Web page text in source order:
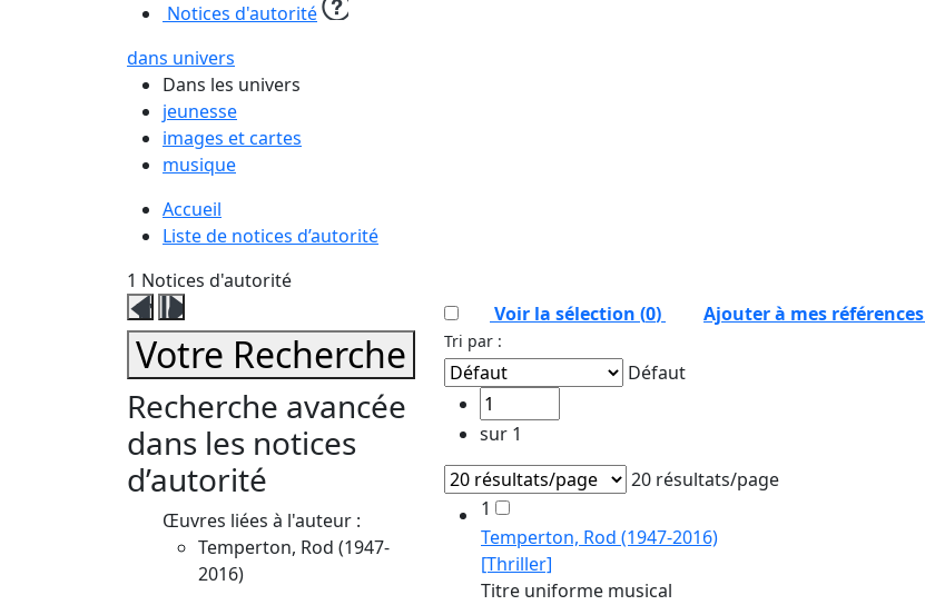
Notices d'autorité
dans univers
Dans les univers
jeunesse
images et cartes
musique
Accueil
Liste de notices d’autorité
1 Notices d'autorité
Fermer
ce
volet
affinage
Ouvrir
ce
volet
affinage
Votre Recherche
Recherche avancée
dans les notices
d’autorité
Œuvres liées à l'auteur :
Temperton, Rod (1947-
2016)
Voir la sélection (0) Ajouter à mes références
Tri par :
Défaut
sur 1
20 résultats/page
1
Temperton, Rod (1947-2016)
[Thriller]
Titre uniforme musical